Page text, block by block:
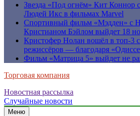
Звезда «Под огнём» Кит Коннор
Людей Икс в фильмах Marvel
Спортивный фильм «Мэдден» с
Кристианом Бэйлом выйдет 18
Кристофер Нолан вошёл в топ-3
режиссёров — благодаря
Фильм «Матрица 5» выйдет не
Торговая компания
Новостная рассылка
Случайные новости
Меню